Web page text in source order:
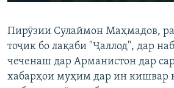
Auto 240p 360p
720p 1080p
Пирӯзии Сулаймон Маҳмадов,
тоҷик бо лақаби "Ҷаллод", дар
чеченаш дар Арманистон дар
хабарҳои муҳим дар ин кишвар